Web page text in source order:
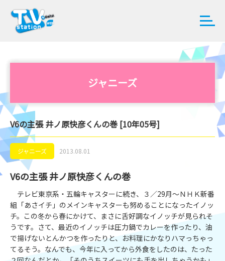
ジャニーズ
V6の主張 井ノ原快彦くんの巻 [10年05号]
ジャニーズ 2013.08.01
V6の主張 井ノ原快彦くんの巻
テレビ東京系・五輪キャスターに続き、３／29月～ＮＨＫ新番
組「あさイチ」のメインキャスターも努めることになったイノッ
チ。この冬から春にかけて、まさに舌好調なイノッチが見られそ
うです。さて、最近のイノッチは圧力鍋でカレーを作ったり、油
で揚げないとんかつを作ったりと、お料理にかなりハマっちゃっ
てるそう。なんでも、今年に入ってから外食をしたのは、たった